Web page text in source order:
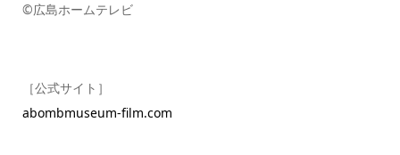
©広島ホームテレビ
［公式サイト］
abombmuseum-film.com